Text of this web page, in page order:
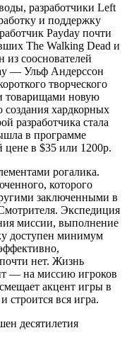
разработчики Left
и поддержку
Payday почти
The Walking Dead и
сооснователей
— Ульф Андерссон
творческого
товарищами новую
создания хардкорных
разработчика стала
в программе
цене в $35 или 1200р.
рогалика.
которого
заключенными в
Экспедиция
миссии, выполнение
доступен минимум
нет. Жизнь
— на миссию игроков
акцент игры в
строится вся игра.